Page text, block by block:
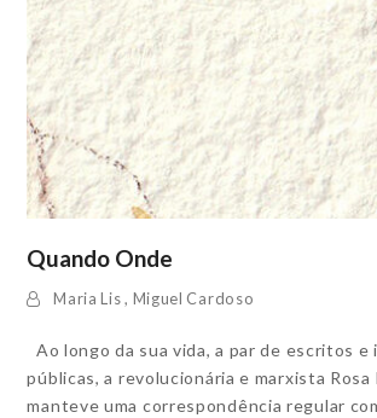
Quando Onde
Maria Lis, Miguel Cardoso
Ao longo da sua vida, a par de escritos
públicas, a revolucionária e marxista Rosa
manteve uma correspondência regular